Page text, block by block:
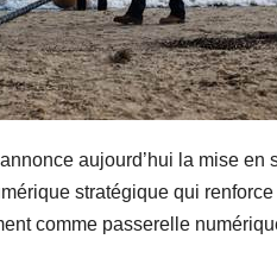
aujourd’hui la mise
stratégique qui
comme passerelle